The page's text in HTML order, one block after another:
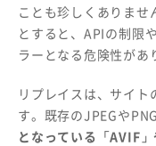
ことも珍しくありませ
とすると、APIの制限
ラーとなる危険性があ
リプレイスは、サイ
す。既存のJPEGやPNG
となっている「AVIF